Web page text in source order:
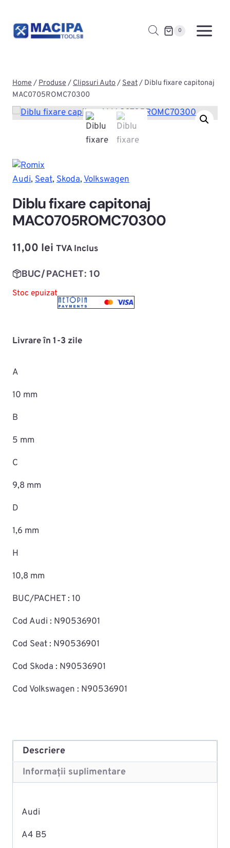
content
0
Home/Produse/Clipsuri Auto/Seat/ Diblu fixare capitonaj
MAC0705ROMC70300
Audi, Seat, Skoda, Volkswagen
Diblu fixare capitonaj
MAC0705ROMC70300
11,00 lei TVA Inclus
BUC/PACHET: 10
Stoc epuizat
Livrare în 1-3 zile
A
10 mm
B
5 mm
C
9,8 mm
D
1,6 mm
H
10,8 mm
BUC/PACHET : 10
Cod Audi : N90536901
Cod Seat : N90536901
Cod Skoda : N90536901
Cod Volkswagen : N90536901
Descriere
Informații suplimentare
Audi
A4 B5